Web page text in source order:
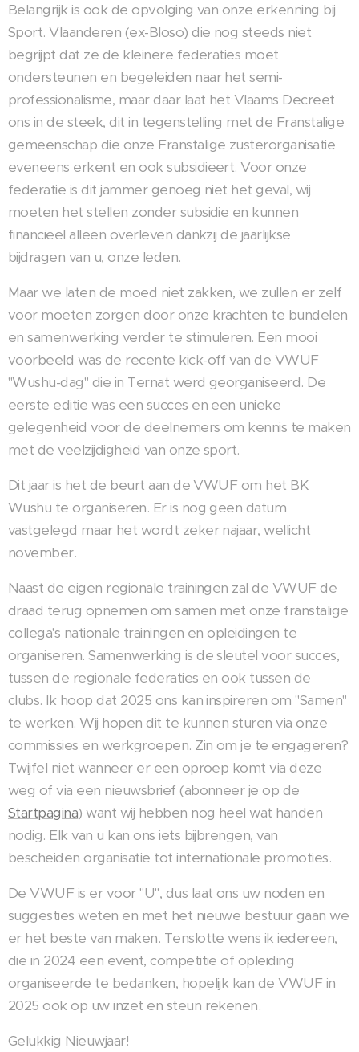
Belangrijk is ook de opvolging van onze erkenning bij
Sport. Vlaanderen (ex-Bloso) die nog steeds niet
begrijpt dat ze de kleinere federaties moet
ondersteunen en begeleiden naar het semi-
professionalisme, maar daar laat het Vlaams Decreet
ons in de steek, dit in tegenstelling met de Franstalige
gemeenschap die onze Franstalige zusterorganisatie
eveneens erkent en ook subsidieert. Voor onze
federatie is dit jammer genoeg niet het geval, wij
moeten het stellen zonder subsidie en kunnen
financieel alleen overleven dankzij de jaarlijkse
bijdragen van u, onze leden.
Maar we laten de moed niet zakken, we zullen er zelf
voor moeten zorgen door onze krachten te bundelen
en samenwerking verder te stimuleren. Een mooi
voorbeeld was de recente kick-off van de VWUF
"Wushu-dag" die in Ternat werd georganiseerd. De
eerste editie was een succes en een unieke
gelegenheid voor de deelnemers om kennis te maken
met de veelzijdigheid van onze sport.
Dit jaar is het de beurt aan de VWUF om het BK
Wushu te organiseren. Er is nog geen datum
vastgelegd maar het wordt zeker najaar, wellicht
november.
Naast de eigen regionale trainingen zal de VWUF de
draad terug opnemen om samen met onze franstalige
collega's nationale trainingen en opleidingen te
organiseren. Samenwerking is de sleutel voor succes,
tussen de regionale federaties en ook tussen de
clubs. Ik hoop dat 2025 ons kan inspireren om "Samen"
te werken. Wij hopen dit te kunnen sturen via onze
commissies en werkgroepen. Zin om je te engageren?
Twijfel niet wanneer er een oproep komt via deze
weg of via een nieuwsbrief (abonneer je op de
Startpagina) want wij hebben nog heel wat handen
nodig. Elk van u kan ons iets bijbrengen, van
bescheiden organisatie tot internationale promoties.
De VWUF is er voor "U", dus laat ons uw noden en
suggesties weten en met het nieuwe bestuur gaan we
er het beste van maken. Tenslotte wens ik iedereen,
die in 2024 een event, competitie of opleiding
organiseerde te bedanken, hopelijk kan de VWUF in
2025 ook op uw inzet en steun rekenen.
Gelukkig Nieuwjaar!